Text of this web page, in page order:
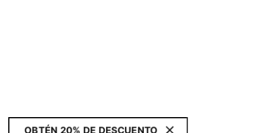
OBTÉN 20% DE DESCUENTO